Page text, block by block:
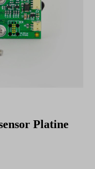
Platine